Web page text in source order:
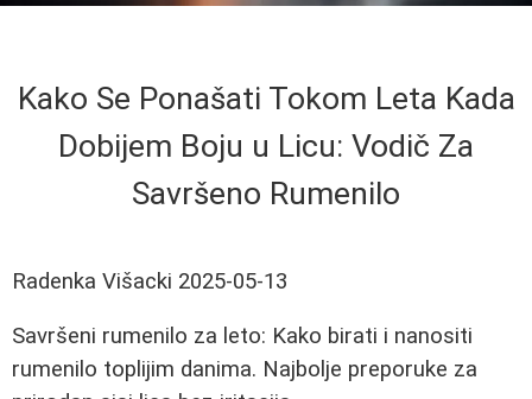
Kako Se Ponašati Tokom Leta Kada
Dobijem Boju u Licu: Vodič Za
Savršeno Rumenilo
Radenka Višacki 2025-05-13
Savršeni rumenilo za leto: Kako birati i nanositi
rumenilo toplijim danima. Najbolje preporuke za